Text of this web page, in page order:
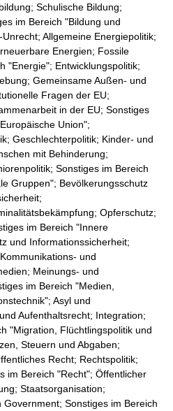
Schulische Bildung;
im Bereich "Bildung und
Allgemeine Energiepolitik;
Energien; Fossile
"Energie"; Entwicklungspolitik;
Gemeinsame Außen- und
Fragen der EU;
in der EU; Sonstiges
Union";
Geschlechterpolitik; Kinder- und
mit Behinderung;
Sonstiges im Bereich
Gruppen"; Bevölkerungsschutz
Opferschutz;
im Bereich "Innere
und Informationssicherheit;
und
Meinungs- und
im Bereich "Medien,
Asyl und
Aufenthaltsrecht; Integration;
"Migration, Flüchtlingspolitik und
Steuern und Abgaben;
Recht; Rechtspolitik;
im Bereich "Recht"; Öffentlicher
Staatsorganisation;
Sonstiges im Bereich